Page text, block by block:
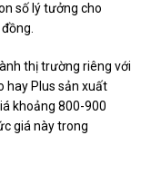
số lý tưởng cho
thị trường riêng với
hay Plus sản xuất
khoảng 800-900
giá này trong